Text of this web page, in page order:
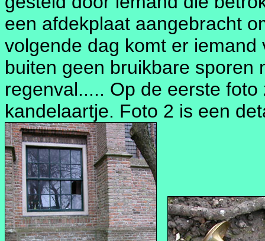
een afdekplaat aangebracht
volgende dag komt er
buiten geen bruikbare sporen
regenval..... Op de eerste
kandelaartje. Foto 2 is een